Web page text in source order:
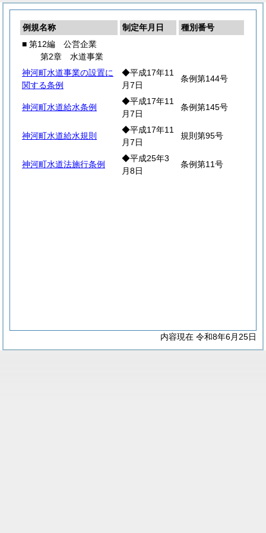
例規名称 制定年月日
種別番号
■ 第12編 公営企業
第2章 水道事業
神河町水道事業の設置に
関する条例
◆平成17年11
月7日
条例第144号
神河町水道給水条例
◆平成17年11
月7日
条例第145号
神河町水道給水規則
◆平成17年11
月7日
規則第95号
神河町水道法施行条例
◆平成25年3
月8日
条例第11号
内容現在 令和8年6月25日